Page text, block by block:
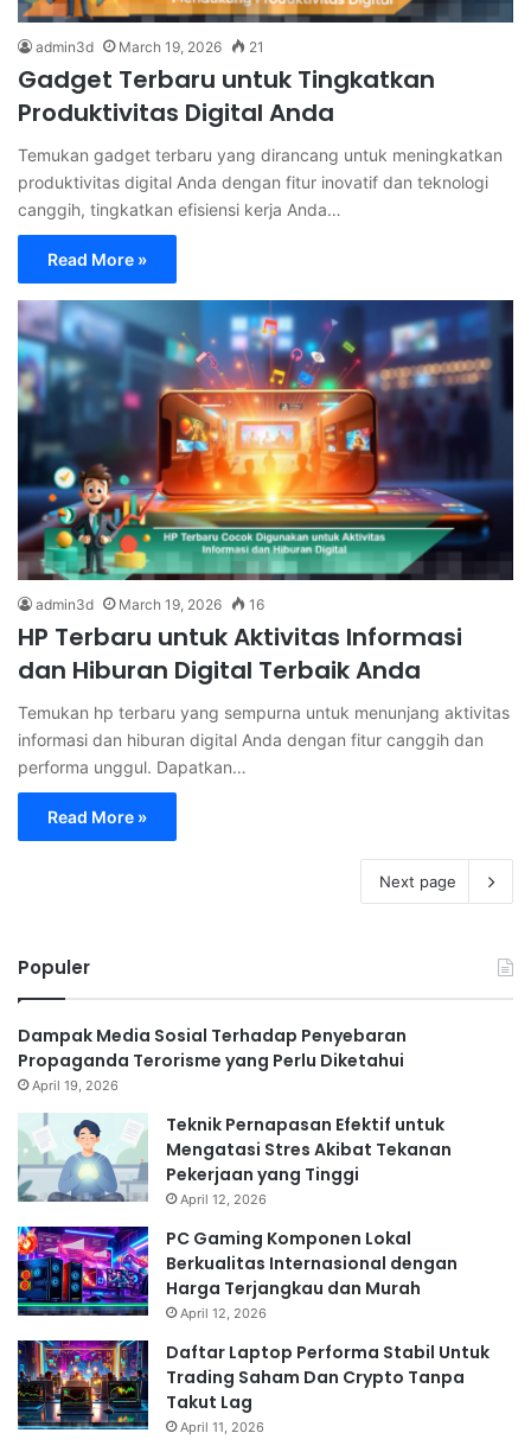
admin3d March 19, 2026 21
Gadget Terbaru untuk Tingkatkan
Produktivitas Digital Anda
Temukan gadget terbaru yang dirancang untuk meningkatkan
produktivitas digital Anda dengan fitur inovatif dan teknologi
canggih, tingkatkan efisiensi kerja Anda…
Read More »
admin3d March 19, 2026 16
HP Terbaru untuk Aktivitas Informasi
dan Hiburan Digital Terbaik Anda
Temukan hp terbaru yang sempurna untuk menunjang aktivitas
informasi dan hiburan digital Anda dengan fitur canggih dan
performa unggul. Dapatkan…
Read More »
Next page
Populer
Dampak Media Sosial Terhadap Penyebaran
Propaganda Terorisme yang Perlu Diketahui
April 19, 2026
Teknik Pernapasan Efektif untuk
Mengatasi Stres Akibat Tekanan
Pekerjaan yang Tinggi
April 12, 2026
PC Gaming Komponen Lokal
Berkualitas Internasional dengan
Harga Terjangkau dan Murah
April 12, 2026
Daftar Laptop Performa Stabil Untuk
Trading Saham Dan Crypto Tanpa
Takut Lag
April 11, 2026